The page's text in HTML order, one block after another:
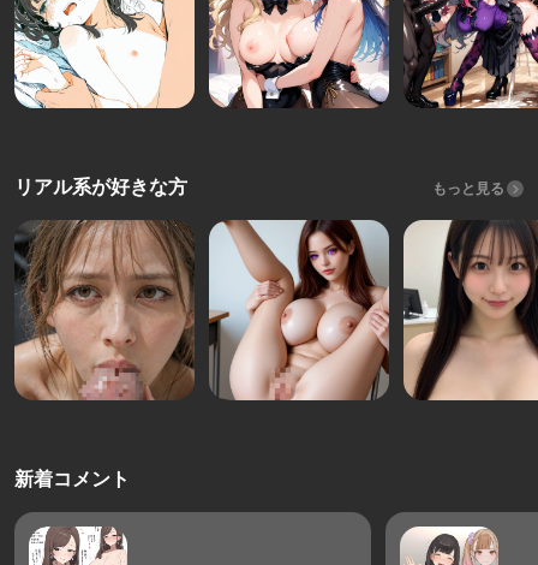
リアル系が好きな方 もっと見る
新着コメント